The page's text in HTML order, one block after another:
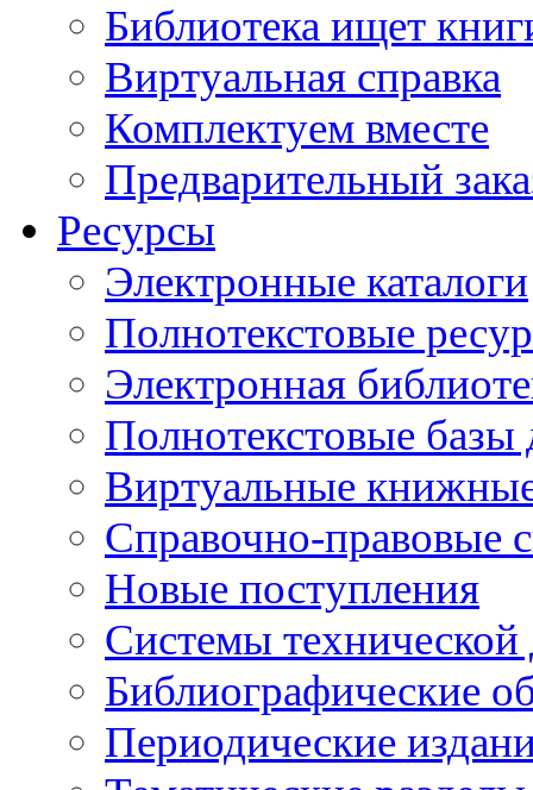
Библиотека ищет
Виртуальная справка
Комплектуем вместе
Предварительный
Ресурсы
Электронные каталоги
Полнотекстовые
Электронная
Полнотекстовые
Виртуальные
Справочно-правовые
Новые поступления
Cистемы
Библиографические
Периодические